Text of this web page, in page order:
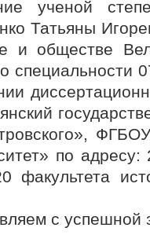
ученой
Татьяны
и обществе
специальности
по
факультета
с успешной